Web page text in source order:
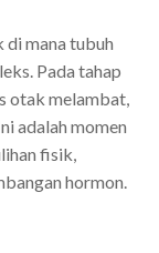
di mana tubuh
Pada tahap
otak melambat,
adalah momen
fisik,
hormon.